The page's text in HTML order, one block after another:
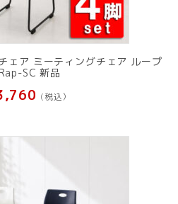
ェア ミーティングチェア ループ
SC 新品
(税込）